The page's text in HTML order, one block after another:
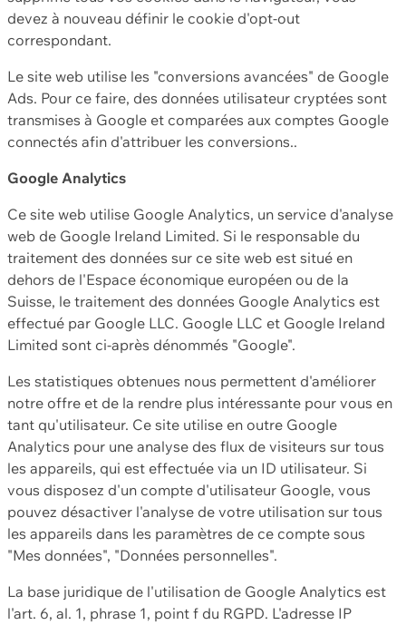
devez à nouveau définir le cookie d'opt-out
correspondant.
Le site web utilise les "conversions avancées" de Google
Ads. Pour ce faire, des données utilisateur cryptées sont
transmises à Google et comparées aux comptes Google
connectés afin d'attribuer les conversions..
Google Analytics
Ce site web utilise Google Analytics, un service d'analyse
web de Google Ireland Limited. Si le responsable du
traitement des données sur ce site web est situé en
dehors de l'Espace économique européen ou de la
Suisse, le traitement des données Google Analytics est
effectué par Google LLC. Google LLC et Google Ireland
Limited sont ci-après dénommés "Google".
Les statistiques obtenues nous permettent d'améliorer
notre offre et de la rendre plus intéressante pour vous en
tant qu'utilisateur. Ce site utilise en outre Google
Analytics pour une analyse des flux de visiteurs sur tous
les appareils, qui est effectuée via un ID utilisateur. Si
vous disposez d'un compte d'utilisateur Google, vous
pouvez désactiver l'analyse de votre utilisation sur tous
les appareils dans les paramètres de ce compte sous
"Mes données", "Données personnelles".
La base juridique de l'utilisation de Google Analytics est
l'art. 6, al. 1, phrase 1, point f du RGPD. L'adresse IP